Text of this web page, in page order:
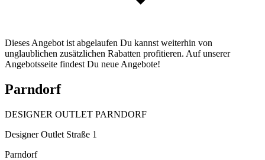
Dieses Angebot ist abgelaufen Du kannst weiterhin von
unglaublichen zusätzlichen Rabatten profitieren. Auf unserer
Angebotsseite findest Du neue Angebote!
Parndorf
DESIGNER OUTLET PARNDORF
Designer Outlet Straße 1
Parndorf